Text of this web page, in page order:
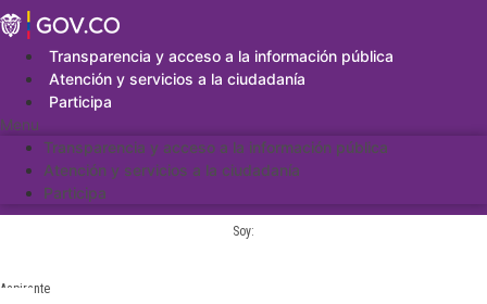
Saltar
al
contenidoTransparencia y acceso a la información pública
Atención y servicios a la ciudadanía
Participa
Menu
Transparencia y acceso a la información pública
Atención y servicios a la ciudadanía
Participa
Soy:
Aspirante